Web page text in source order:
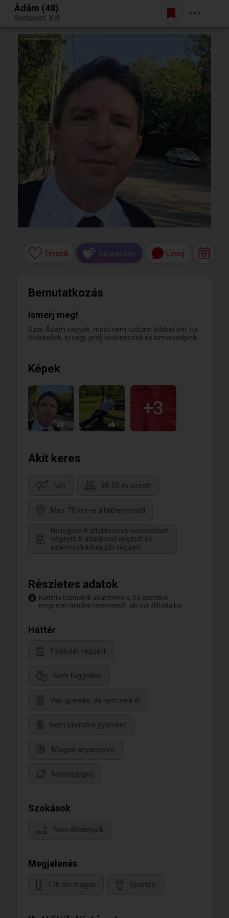
Egy jó randiból bármi lehet.
Belépés
Ádám (48)
Budapest, XVI.
Tetszik SzuperSzív Üzenj
Bemutatkozás
Ismerj meg!
Szia, Ádám vagyok, most nem tudtam többet írni. Ha
érdekellek, írj vagy jelölj kedvencnek és ismerkedjünk.
Képek
1 1
+3
Akit keres
Nőt 38-50 év között
Max. 75 km-re a lakhelyemtől
Ne legyen 8 általánosnál kevesebbet
végzett, 8 általánost végzett és
szakmunkásképzőt végzett
Részletes adatok
Kattints bármelyik adatcímkére, ha szeretnél
megnézni minden társkeresőt, aki ezt állította be.
Háttér
Főiskolát végzett
Nem független
Van gyereke, de nem vele él
Nem szeretne gyereket
Magyar anyanyelvű
Mérleg jegyű
Szokások
Nem dohányzik
Megjelenés
170 cm magas Sportos